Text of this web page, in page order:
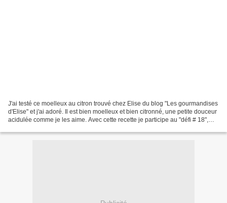
J'ai testé ce moelleux au citron trouvé chez Elise du blog "Les gourmandises
d'Elise" et j'ai adoré. Il est bien moelleux et bien citronné, une petite douceur
acidulée comme je les aime. Avec cette recette je participe au "défi # 18",